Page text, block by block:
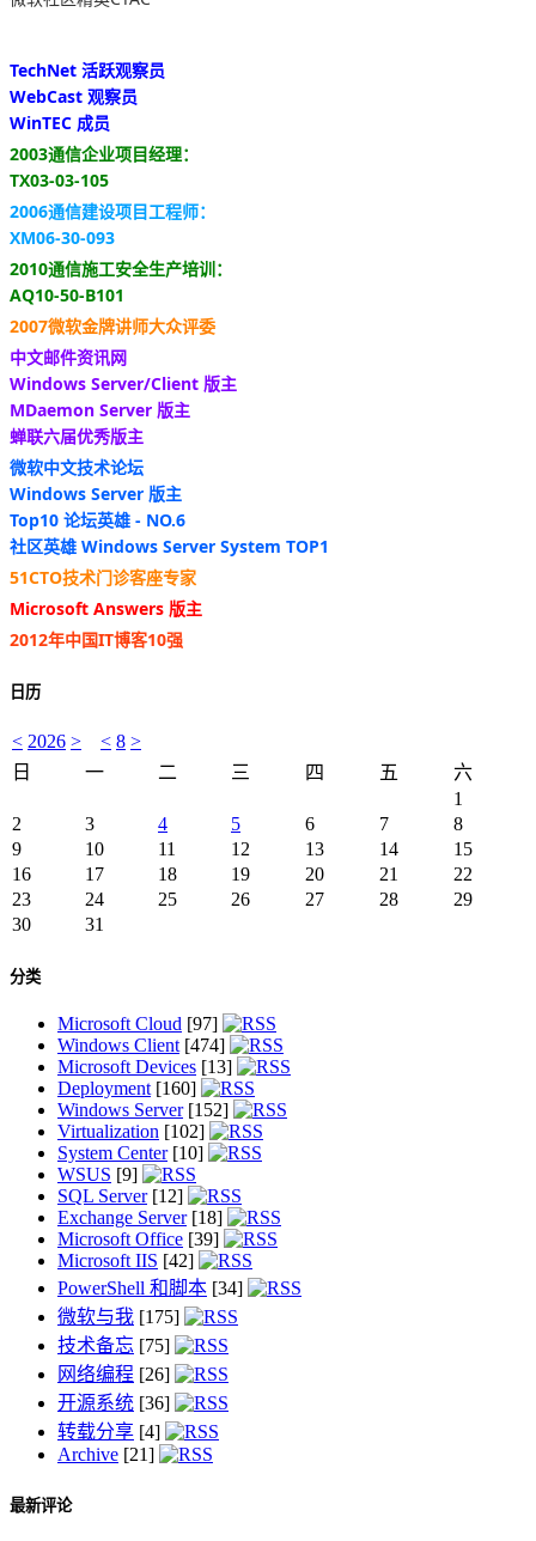
TechNet 活跃观察员
WebCast 观察员
WinTEC 成员
2003通信企业项目经理：
TX03-03-105
2006通信建设项目工程师：
XM06-30-093
2010通信施工安全生产培训：
AQ10-50-B101
2007微软金牌讲师大众评委
中文邮件资讯网
Windows Server/Client 版主
MDaemon Server 版主
蝉联六届优秀版主
微软中文技术论坛
Windows Server 版主
Top10 论坛英雄 - NO.6
社区英雄 Windows Server System TOP1
51CTO技术门诊客座专家
Microsoft Answers 版主
2012年中国IT博客10强
日历
< 2026 > < 8 >
日
一 二 三 四 五
六
1
2
3 4 5 6 7
8
9
10 11 12 13 14
15
16
17 18 19 20 21
22
23
24 25 26 27 28
29
30
31
分类
Microsoft Cloud [97]
Windows Client[474]
Microsoft Devices [13]
Deployment[160]
Windows Server[152]
Virtualization [102]
System Center[10]
WSUS [9]
SQL Server[12]
Exchange Server[18]
Microsoft Office [39]
Microsoft IIS [42]
PowerShell 和脚本 [34]
微软与我 [175]
技术备忘 [75]
网络编程 [26]
开源系统 [36]
转载分享 [4]
Archive [21]
最新评论